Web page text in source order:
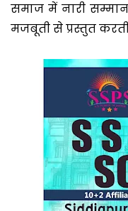
समाज में नारी
मजबूती से प्रस्तुत करती